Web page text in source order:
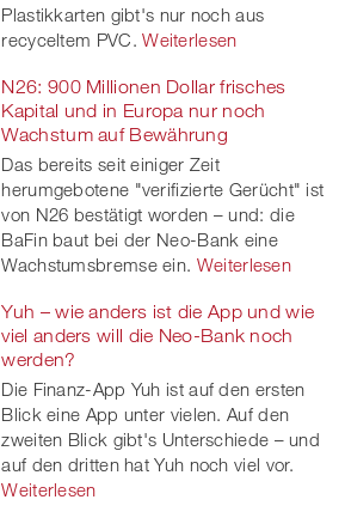
Plastikkarten gibt's nur noch aus
recyceltem PVC. Weiterlesen
N26: 900 Millionen Dollar frisches
Kapital und in Europa nur noch
Wachstum auf Bewährung
Das bereits seit einiger Zeit
herumgebotene "verifizierte Gerücht" ist
von N26 bestätigt worden – und: die
BaFin baut bei der Neo-Bank eine
Wachstumsbremse ein. Weiterlesen
Yuh – wie anders ist die App und wie
viel anders will die Neo-Bank noch
werden?
Die Finanz-App Yuh ist auf den ersten
Blick eine App unter vielen. Auf den
zweiten Blick gibt's Unterschiede – und
auf den dritten hat Yuh noch viel vor.
Weiterlesen